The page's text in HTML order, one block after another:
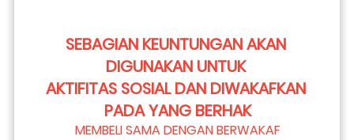
SEBAGIAN KEUNTUNGAN AKAN
DIGUNAKAN UNTUK
AKTIFITAS SOSIAL DAN DIWAKAFKAN
PADA YANG BERHAK
MEMBELI SAMA DENGAN BERWAKAF